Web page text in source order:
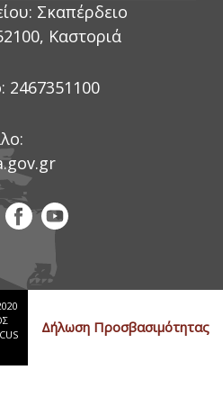
Σκαπέρδειο
Καστοριά
2467351100
Δήλωση Προσβασιμότητας